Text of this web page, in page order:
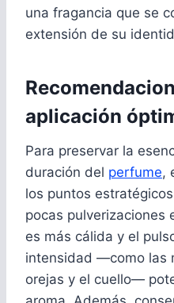
una fragancia que se
extensión de su
aplicación
Para preservar la
duración del perfume,
los puntos
pocas pulverizaciones
es más cálida y el
intensidad —como las
orejas y el cuello—